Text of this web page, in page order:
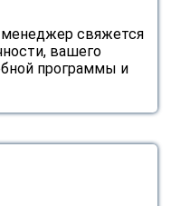
менеджер свяжется
вашего
программы и